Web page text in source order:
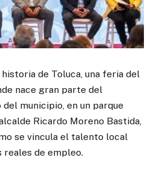
de Toluca, una feria del
nace gran parte del
municipio, en un parque
Ricardo Moreno Bastida,
se vincula el talento local
reales de empleo.